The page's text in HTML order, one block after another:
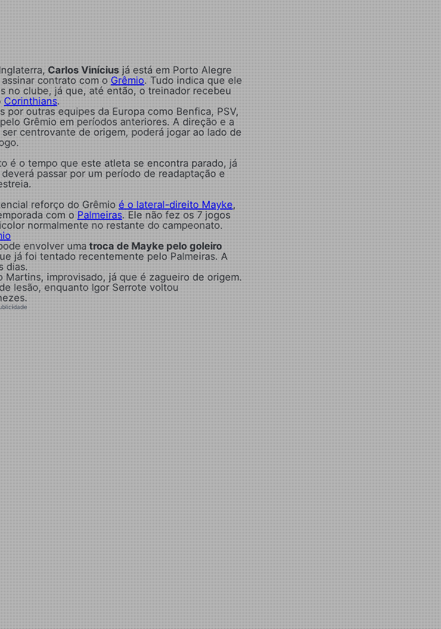
Carlos Viníciusjá está em Porto Alegre
contrato com oGrêmio. Tudo indica que ele
no clube, já que, até então, o treinador recebeu
Corinthians.
outras equipes da Europa como Benfica, PSV,
Grêmio em períodos anteriores. A direção e a
centrovante de origem, poderá jogar ao lado de
é o tempo que este atleta se encontra parado, já
passar por um período de readaptação e
reforço do Grêmioé o lateral-direito Mayke,
com oPalmeiras. Ele não fez os 7 jogos
normalmente no restante do campeonato.
envolver umatroca de Mayke pelo goleiro
já foi tentado recentemente pelo Palmeiras. A
dias.
improvisado, já que é zagueiro de origem.
lesão, enquanto Igor Serrote voltou